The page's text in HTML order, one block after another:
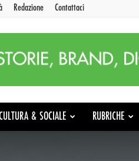
Redazione Contattaci
& SOCIALE RUBRICHE